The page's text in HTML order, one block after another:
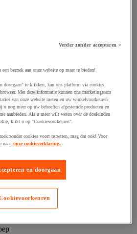
schakelpaneel
kabel
en kapelhaspel
schakelaar
en versterkte kist
Verder zonder accepteren >
bezoek aan onze website op maat te bieden!
doorgaan" te klikken, kan ons platform via cookies
Met deze informatie kunnen ons marketingteam
van onze website meten en uw winkelvoorkeuren
u nog meer op uw behoeften afgestemde producten en
aanbieden. Als u meer wilt weten over de doeleinden
klikt u op "Cookievoorkeuren".
zonder cookies voort te zetten, mag dat ook! Voor
naar onze cookieverklaring.
en doorgaan